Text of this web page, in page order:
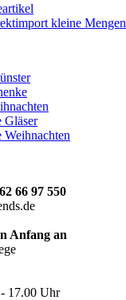
kleine Mengen
Gläser
Weihnachten
66 97 550
Anfang an
17.00 Uhr